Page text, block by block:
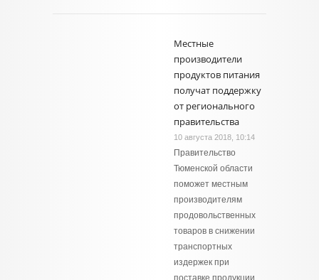
Местные
производители
продуктов питания
получат поддержку
от регионального
правительства
10 августа 2018, 10:14
Правительство
Тюменской области
поможет местным
производителям
продовольственных
товаров в снижении
транспортных
издержек при
поставке продукции